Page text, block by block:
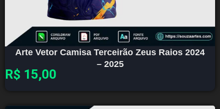
Arte Vetor Camisa Terceirão Zeus Raios 2024
– 2025
R$ 15,00